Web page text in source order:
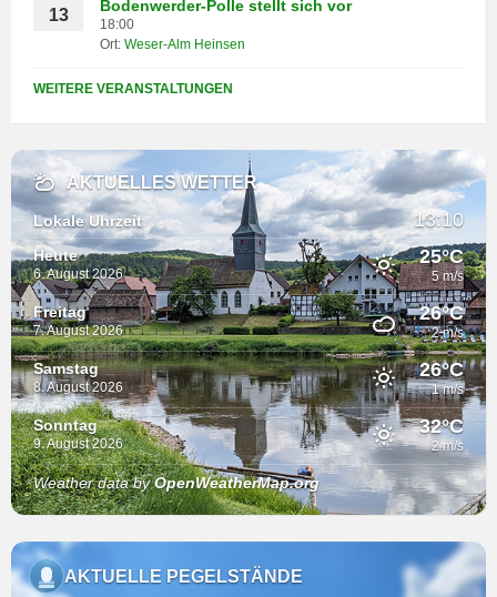
13
Bodenwerder-Polle stellt sich vor
18:00
Ort: Weser-Alm Heinsen
WEITERE VERANSTALTUNGEN
AKTUELLES WETTER
Lokale Uhrzeit 13:10
Heute
6. August 2026
25°C
5 m/s
Freitag
7. August 2026
26°C
2 m/s
Samstag
8. August 2026
26°C
1 m/s
Sonntag
9. August 2026
32°C
2 m/s
Weather data byOpenWeatherMap.org
AKTUELLE PEGELSTÄNDE